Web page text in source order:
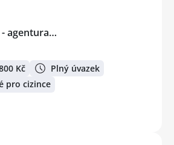
agentura…
Kč
Plný úvazek
pro cizince